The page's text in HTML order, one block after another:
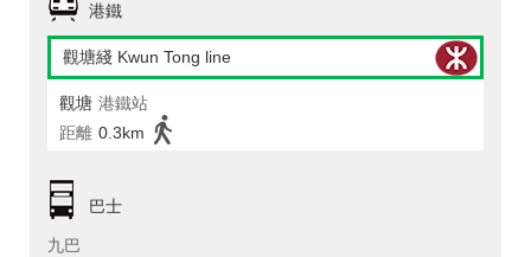
港鐵
觀塘綫 Kwun Tong line
觀塘 港鐵站
距離 0.3km
巴士
九巴